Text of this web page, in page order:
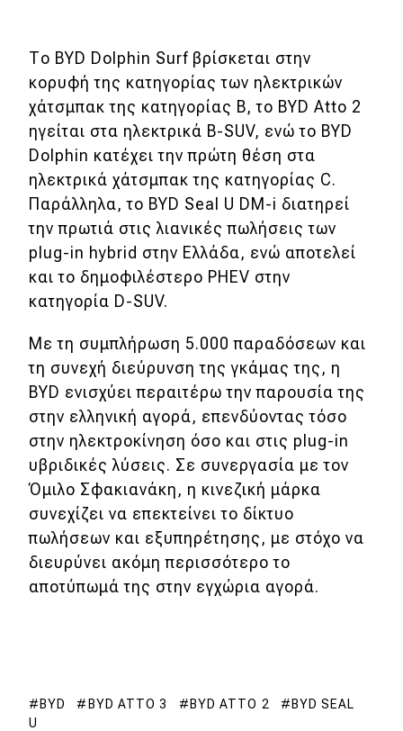
Το BYD Dolphin Surf βρίσκεται στην
κορυφή της κατηγορίας των ηλεκτρικών
χάτσμπακ της κατηγορίας Β, το BYD Atto 2
ηγείται στα ηλεκτρικά B-SUV, ενώ το BYD
Dolphin κατέχει την πρώτη θέση στα
ηλεκτρικά χάτσμπακ της κατηγορίας C.
Παράλληλα, το BYD Seal U DM-i διατηρεί
την πρωτιά στις λιανικές πωλήσεις των
plug-in hybrid στην Ελλάδα, ενώ αποτελεί
και το δημοφιλέστερο PHEV στην
κατηγορία D-SUV.
Με τη συμπλήρωση 5.000 παραδόσεων και
τη συνεχή διεύρυνση της γκάμας της, η
BYD ενισχύει περαιτέρω την παρουσία της
στην ελληνική αγορά, επενδύοντας τόσο
στην ηλεκτροκίνηση όσο και στις plug-in
υβριδικές λύσεις. Σε συνεργασία με τον
Όμιλο Σφακιανάκη, η κινεζική μάρκα
συνεχίζει να επεκτείνει το δίκτυο
πωλήσεων και εξυπηρέτησης, με στόχο να
διευρύνει ακόμη περισσότερο το
αποτύπωμά της στην εγχώρια αγορά.
BYD BYD ATTO 3 BYD ATTO 2
BYD SEAL
U